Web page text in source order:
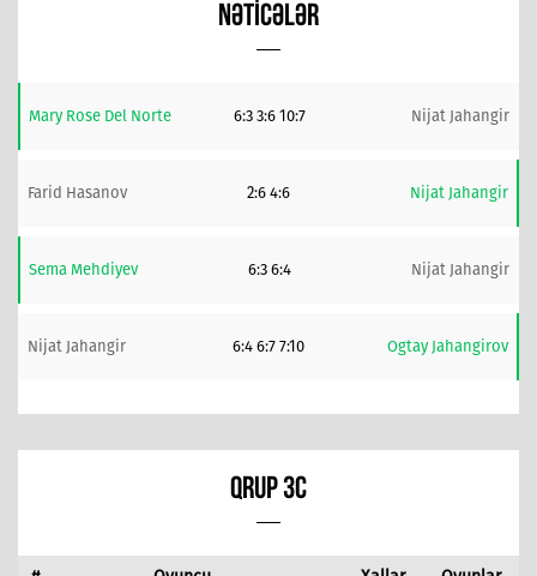
NƏTICƏLƏR
Mary Rose Del Norte 6:3 3:6 10:7 Nijat Jahangir
Farid Hasanov 2:6 4:6 Nijat Jahangir
Sema Mehdiyev 6:3 6:4 Nijat Jahangir
Nijat Jahangir 6:4 6:7 7:10 Ogtay Jahangirov
QRUP 3C